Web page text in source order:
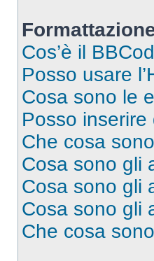
Cos’è il
Posso usare
Cosa sono le
Posso
Che cosa
Cosa sono gli
Cosa sono gli
Cosa sono gli
Che cosa